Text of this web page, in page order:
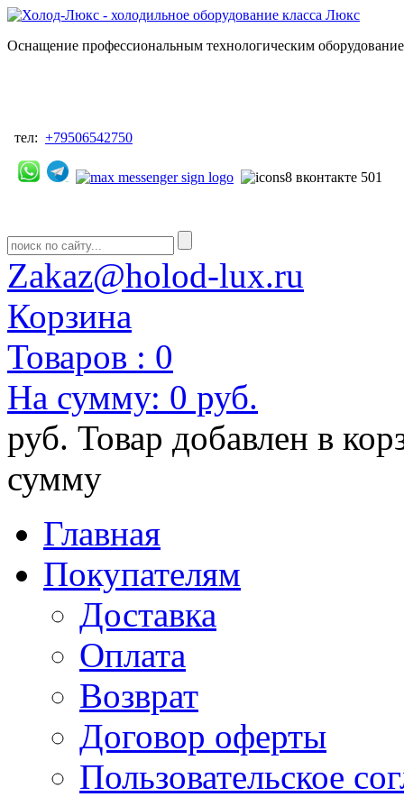
Оснащение профессиональным технологическим
тел: +79506542750
Zakaz@holod-lux.ru
Корзина
Товаров : 0
На сумму: 0 руб.
руб. Товар добавлен в
сумму
Главная
Покупателям
Доставка
Оплата
Возврат
Договор оферты
Пользовательское